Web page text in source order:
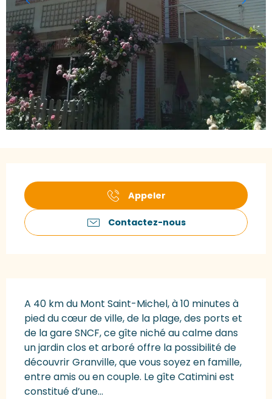
Appeler
Contactez-nous
A 40 km du Mont Saint-Michel, à 10 minutes à
pied du cœur de ville, de la plage, des ports et
de la gare SNCF, ce gîte niché au calme dans
un jardin clos et arboré offre la possibilité de
découvrir Granville, que vous soyez en famille,
entre amis ou en couple. Le gîte Catimini est
constitué d’une...